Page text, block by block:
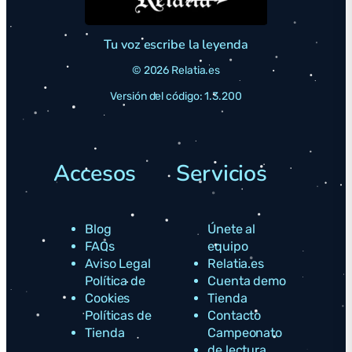
Tu voz escribe la leyenda
© 2026 Relatia.es
Versión del código: 1.3.200
Accesos
Blog
FAQs
Aviso Legal
Política de
Cookies
Políticas de
Tienda
Servicios
Únete al
equipo
Relatia.es
Cuenta demo
Tienda
Contacto
Campeonato